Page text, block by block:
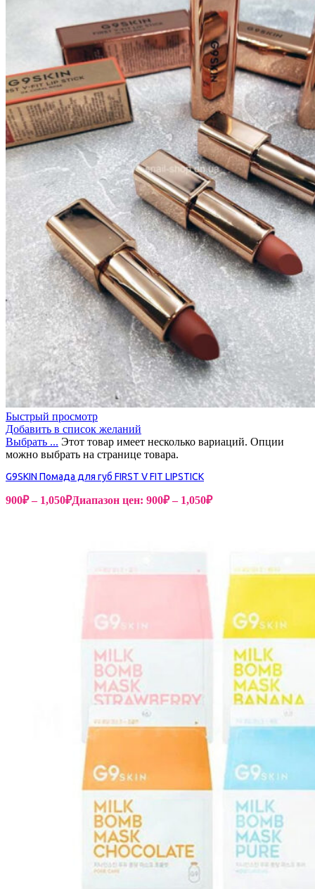
Быстрый просмотр
Добавить в список желаний
Выбрать ... Этот товар имеет несколько вариаций. Опции
можно выбрать на странице товара.
G9SKIN Помада для губ FIRST V FIT LIPSTICK
900₽ – 1,050₽Диапазон цен: 900₽ – 1,050₽